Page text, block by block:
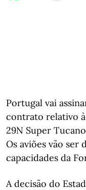
Portugal vai
contrato relativo à
29N Super
Os aviões vão ser
capacidades da
A decisão do